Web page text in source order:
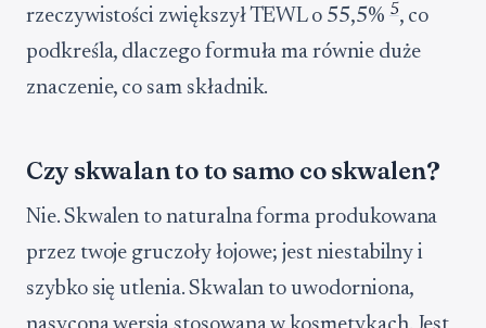
rzeczywistości zwiększył TEWL o 55,5% 5, co
podkreśla, dlaczego formuła ma równie duże
znaczenie, co sam składnik.
Czy skwalan to to samo co skwalen?
Nie. Skwalen to naturalna forma produkowana
przez twoje gruczoły łojowe; jest niestabilny i
szybko się utlenia. Skwalan to uwodorniona,